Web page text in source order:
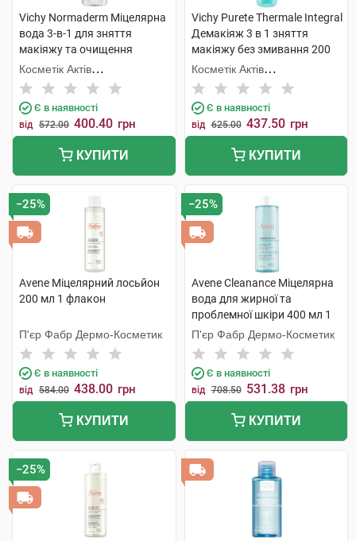
Vichy Normaderm Міцелярна
вода 3-в-1 для зняття
макіяжу та очищення
жирної чутливої шкіри
обличчя та очей 200 мл 1
флакон
Косметік Актів
Інтернаціональ
Є в наявності
від 572.00 400.40 грн
КУПИТИ
Vichy Purete Thermale Integral
Демакіяж 3 в 1 зняття
макіяжу без змивання 200
мл 1 туба
Косметік Актів
Інтернаціональ
Є в наявності
від 625.00 437.50 грн
КУПИТИ
−25%
Avene Міцелярний лосьйон
200 мл 1 флакон
П'єр Фабр Дермо-Косметик
Є в наявності
від 584.00 438.00 грн
КУПИТИ
−25%
Avene Cleanance Міцелярна
вода для жирної та
проблемної шкіри 400 мл 1
флакон
П'єр Фабр Дермо-Косметик
Є в наявності
від 708.50 531.38 грн
КУПИТИ
−25%